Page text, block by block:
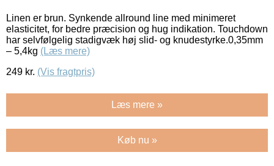
Linen er brun. Synkende allround line med minimeret
elasticitet, for bedre præcision og hug indikation. Touchdown
har selvfølgelig stadigvæk høj slid- og knudestyrke.0,35mm
– 5,4kg (Læs mere)
249 kr. (Vis fragtpris)
Læs mere »
Køb nu »